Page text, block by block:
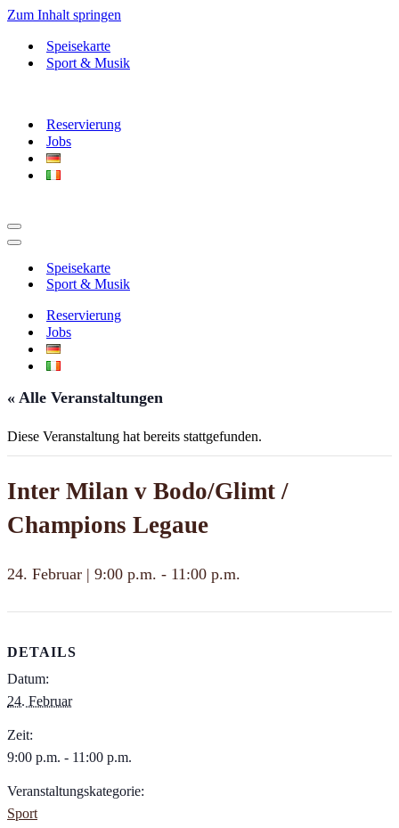
Zum Inhalt springen
Speisekarte
Sport & Musik
Reservierung
Jobs
Navigationsmenü
Navigationsmenü
Speisekarte
Sport & Musik
Reservierung
Jobs
« Alle Veranstaltungen
Diese Veranstaltung hat bereits stattgefunden.
Inter Milan v Bodo/Glimt /
Champions Legaue
24. Februar | 9:00 p.m. - 11:00 p.m.
DETAILS
Datum:
24. Februar
Zeit:
9:00 p.m. - 11:00 p.m.
Veranstaltungskategorie:
Sport